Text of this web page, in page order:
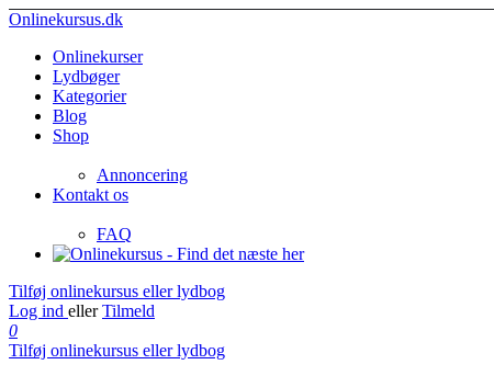
Onlinekursus.dk
Onlinekurser
Lydbøger
Kategorier
Blog
Shop
Annoncering
Kontakt os
FAQ
Tilføj onlinekursus eller lydbog
Log ind eller Tilmeld
0
Tilføj onlinekursus eller lydbog